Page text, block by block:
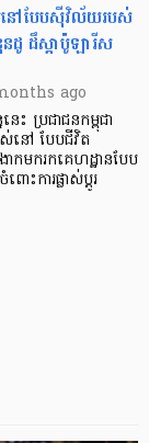
ស់នៅ​បែប​ស៊ីវិល័យ​របស់​
ដូ ដឹស្តា​ប៉ូឡារីស​
ago
េះ ប្រជាជនកម្ពុជា
ស់នៅ បែបជីវិត
មករកគេហដ្ឋានបែប
ះការផ្លាស់ប្តូរ